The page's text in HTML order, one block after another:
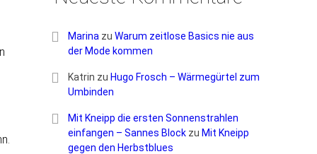
Marina zu Warum zeitlose Basics nie aus
der Mode kommen
Katrin zu Hugo Frosch – Wärmegürtel zum
Umbinden
Mit Kneipp die ersten Sonnenstrahlen
einfangen – Sannes Block zu Mit Kneipp
gegen den Herbstblues